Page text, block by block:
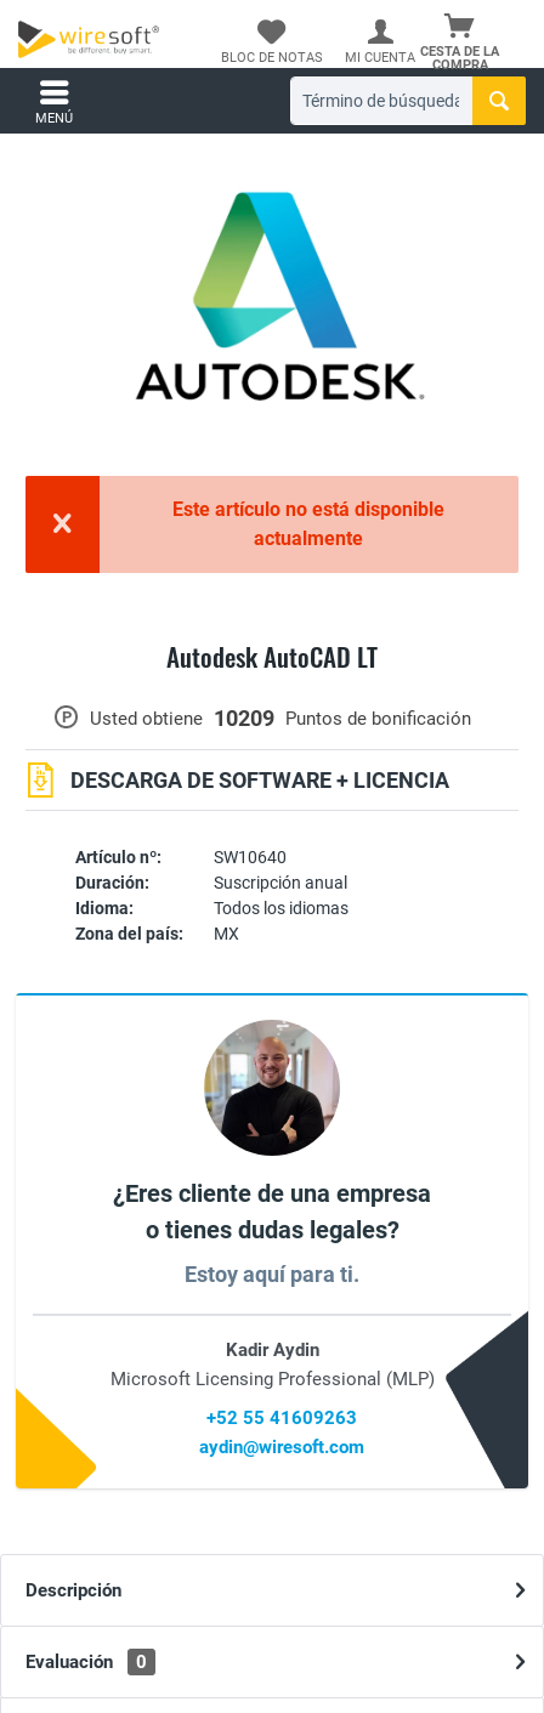
CESTA DE LA
COMPRA
BLOC DE NOTAS MI CUENTA
MENÚ
Este artículo no está disponible
actualmente
Autodesk AutoCAD LT
Artículo nº:
SW10640
Duración:
Suscripción anual
Idioma:
Todos los idiomas
Zona del país:
MX
P Usted obtiene 10209 Puntos de bonificación
DESCARGA DE SOFTWARE + LICENCIA
¿Eres cliente de una empresa
o tienes dudas legales?
Estoy aquí para ti.
Kadir Aydin
Microsoft Licensing Professional (MLP)
+52 55 41609263
aydin@wiresoft.com
Descripción
Evaluación 0